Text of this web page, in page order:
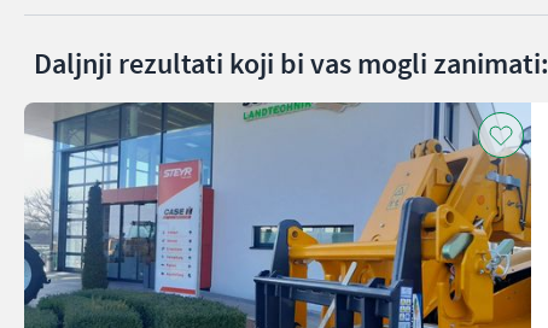
Daljnji rezultati koji bi vas mogli zanimati: